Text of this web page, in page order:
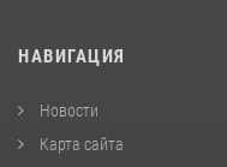
НАВИГАЦИЯ
Новости
Карта сайта